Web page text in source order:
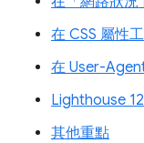
在 CSS 屬性
在 User-
Lighthouse
其他重點